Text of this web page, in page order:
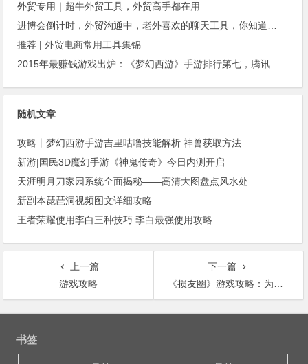
外贸专用｜超牛外贸工具，外贸高手都在用
进博会倒计时，外贸沟通中，老外喜欢的聊天工具，你知道几种？
推荐 | 外贸电商常用工具集锦
2015年最赚钱游戏出炉：《梦幻西游》手游排行第七，腾讯总收入进前三
随机文章
攻略丨梦幻西游手游吉里咕噜技能解析 神兽获取方法
新游|国民3D魔幻手游《神鬼传奇》今日内测开启
天涯明月刀家园系统全面揭秘——高清大图盘点风水处
新副本琵琶洞视频图文详细攻略
王者荣耀使用李白三种技巧 李白最强使用攻略
上一篇
游戏攻略
下一篇
《损友圈》游戏攻略：为什么有些玩家警车数量能够超过上限！
文
书签